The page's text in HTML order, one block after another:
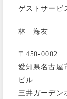
ゲストサービ
林 海友
〒450-0002
愛知県名古屋
ビル
三井ガーデン